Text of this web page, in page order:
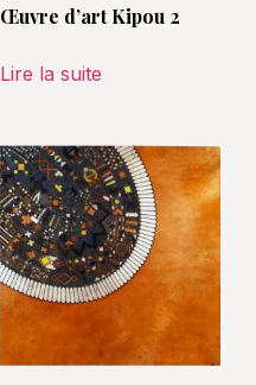
Œuvre d’art Kipou 2
Lire la suite